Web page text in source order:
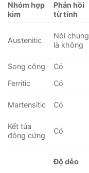
Nhóm hợp
kim
Phản hồi
từ tính
Austenitic
Nói chung
là không
Song công
Có
Ferritic
Có
Martensitic Có
Kết tủa
đông cứng
Có
Độ dẻo